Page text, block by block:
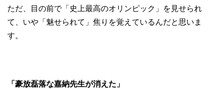
ただ、目の前で「史上最高のオリンピック」を見せられ
て、いや「魅せられて」焦りを覚えているんだと思いま
す。
「豪放磊落な嘉納先生が消えた」